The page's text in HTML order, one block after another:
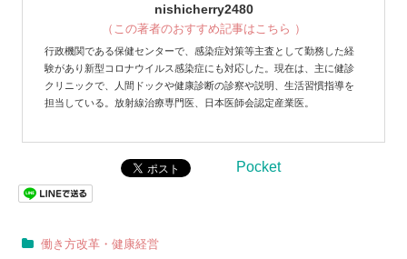
nishicherry2480
（この著者のおすすめ記事はこちら ）
行政機関である保健センターで、感染症対策等主査として勤務した経
験があり新型コロナウイルス感染症にも対応した。現在は、主に健診
クリニックで、人間ドックや健康診断の診察や説明、生活習慣指導を
担当している。放射線治療専門医、日本医師会認定産業医。
Pocket
働き方改革・健康経営